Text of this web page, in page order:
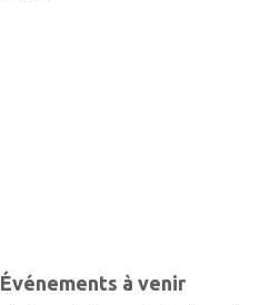
Événements à venir